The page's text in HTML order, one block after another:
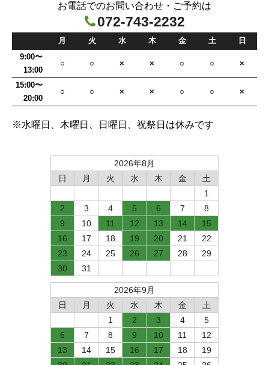
お電話でのお問い合わせ・ご予約は
072-743-2232
月 火 水 木 金 土
日
9:00〜
13:00
○ ○ × × ○ ○ ×
15:00〜
20:00
○ ○ × × ○ ○ ×
※水曜日、木曜日、日曜日、祝祭日は休みです
2026年8月
日
月 火 水 木 金
土
1
2
3 4 5 6 7
8
9
10 11 12 13 14
15
16
17 18 19 20 21
22
23
24 25 26 27 28
29
30
31
2026年9月
日
月 火 水 木 金
土
1
2 3 4
5
6
7 8 9 10 11
12
13
14 15 16 17 18
19